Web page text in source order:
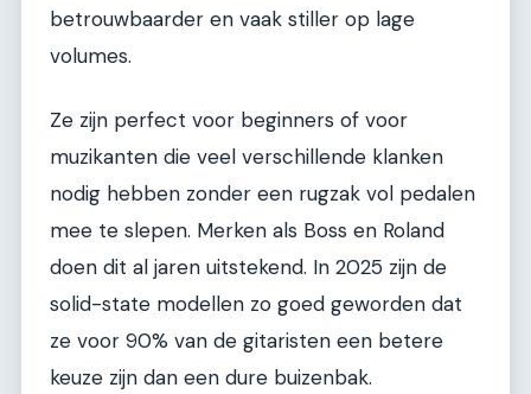
betrouwbaarder en vaak stiller op lage
volumes.
Ze zijn perfect voor beginners of voor
muzikanten die veel verschillende klanken
nodig hebben zonder een rugzak vol pedalen
mee te slepen. Merken als Boss en Roland
doen dit al jaren uitstekend. In 2025 zijn de
solid-state modellen zo goed geworden dat
ze voor 90% van de gitaristen een betere
keuze zijn dan een dure buizenbak.